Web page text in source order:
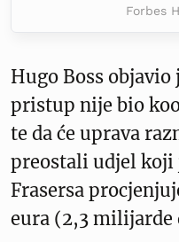
Forbes
Hugo Boss objavio
pristup nije bio
te da će uprava
preostali udjel koji
Frasersa
eura (2,3 milijarde